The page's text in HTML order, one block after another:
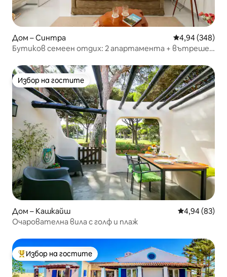
Дом – Синтра Средна
4,94 (348)
Бутиков семеен отдих: 2 апартамента + вътрешен
Избор на гостите
Избор на гостите
Дом – Кашкайш Средна
4,94 (83)
Очарователна вила с голф и плаж
Най-популярен избор на гостите
Избор на гостите